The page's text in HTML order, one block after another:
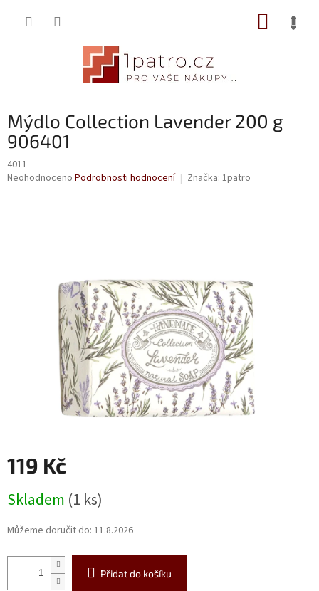
Mýdlo Collection Lavender 200 g
906401
4011
Průměrné
Neohodnoceno Podrobnosti hodnocení Značka: 1patro
119 Kč
cena:
Skladem (1 ks)
Můžeme doručit do: 11.8.2026
Přidat do košíku